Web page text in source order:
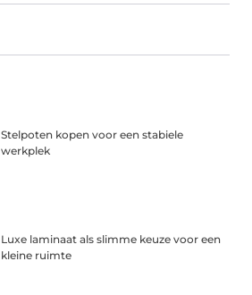
Stelpoten kopen voor een stabiele
werkplek
Luxe laminaat als slimme keuze voor een
kleine ruimte